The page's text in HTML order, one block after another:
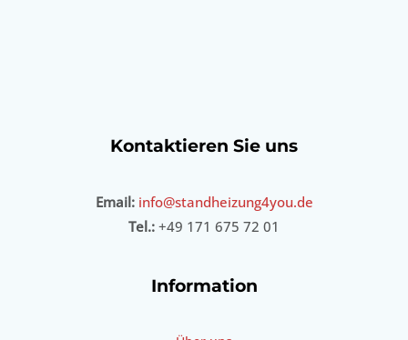
Kontaktieren Sie uns
Email: info@standheizung4you.de
Tel.: +49 171 675 72 01
Information